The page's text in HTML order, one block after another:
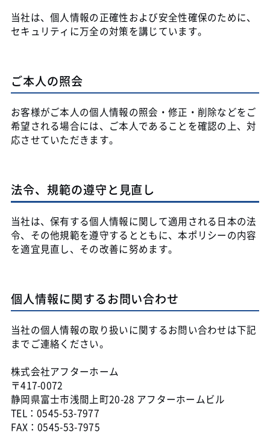
当社は、個人情報の正確性および安全性確保のために、
セキュリティに万全の対策を講じています。
ご本人の照会
お客様がご本人の個人情報の照会・修正・削除などをご
希望される場合には、ご本人であることを確認の上、対
応させていただきます。
法令、規範の遵守と見直し
当社は、保有する個人情報に関して適用される日本の法
令、その他規範を遵守するとともに、本ポリシーの内容
を適宜見直し、その改善に努めます。
個人情報に関するお問い合わせ
当社の個人情報の取り扱いに関するお問い合わせは下記
までご連絡ください。
株式会社アフターホーム
〒417-0072
静岡県富士市浅間上町20-28 アフターホームビル
TEL：0545-53-7977
FAX：0545-53-7975